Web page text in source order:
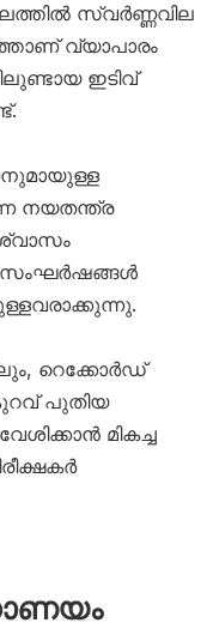
സ്വർണ്ണവില
വ്യാപാരം
ഇടിവ്
നയതന്ത്ര
സംഘർഷങ്ങൾ
റെക്കോർഡ്
പുതിയ
മികച്ച